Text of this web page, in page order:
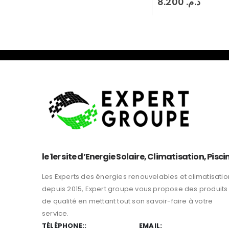
le 1er site d’Energie Solaire, Climatisation,
Les Experts des énergies renouvelables et
depuis 2015, Expert groupe vous propose des produits
de qualité en mettant tout son savoir-faire à votre
service.
TÉLÉPHONE::
EMAIL: